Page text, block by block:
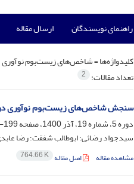
راهنمای نویسندگان ارسال مقاله
کلیدواژه‌ها =شاخص‌های زیست‌بوم نوآوری
تعداد مقالات: 2
سنجش شاخص‌های زیست‌بوم نوآوری
دوره 5، شماره 19، آذر 1400، صفحه
199-222
سیدجواد رضائی؛ ابوطالب شفقت؛ رضا
مشاهده مقاله اصل مقاله 764.66 K